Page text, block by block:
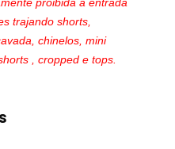
trajando shorts,
chinelos, mini
, cropped e tops.